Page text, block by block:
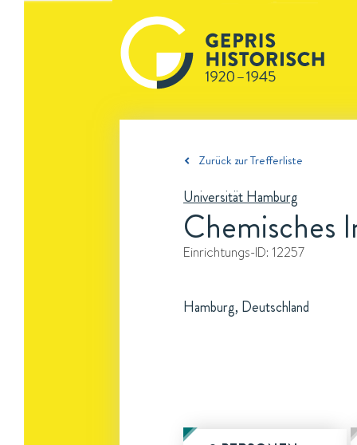
Zurück zur Trefferliste
Universität Hamburg
Chemisches
Einrichtungs-ID: 12257
Hamburg, Deutschland